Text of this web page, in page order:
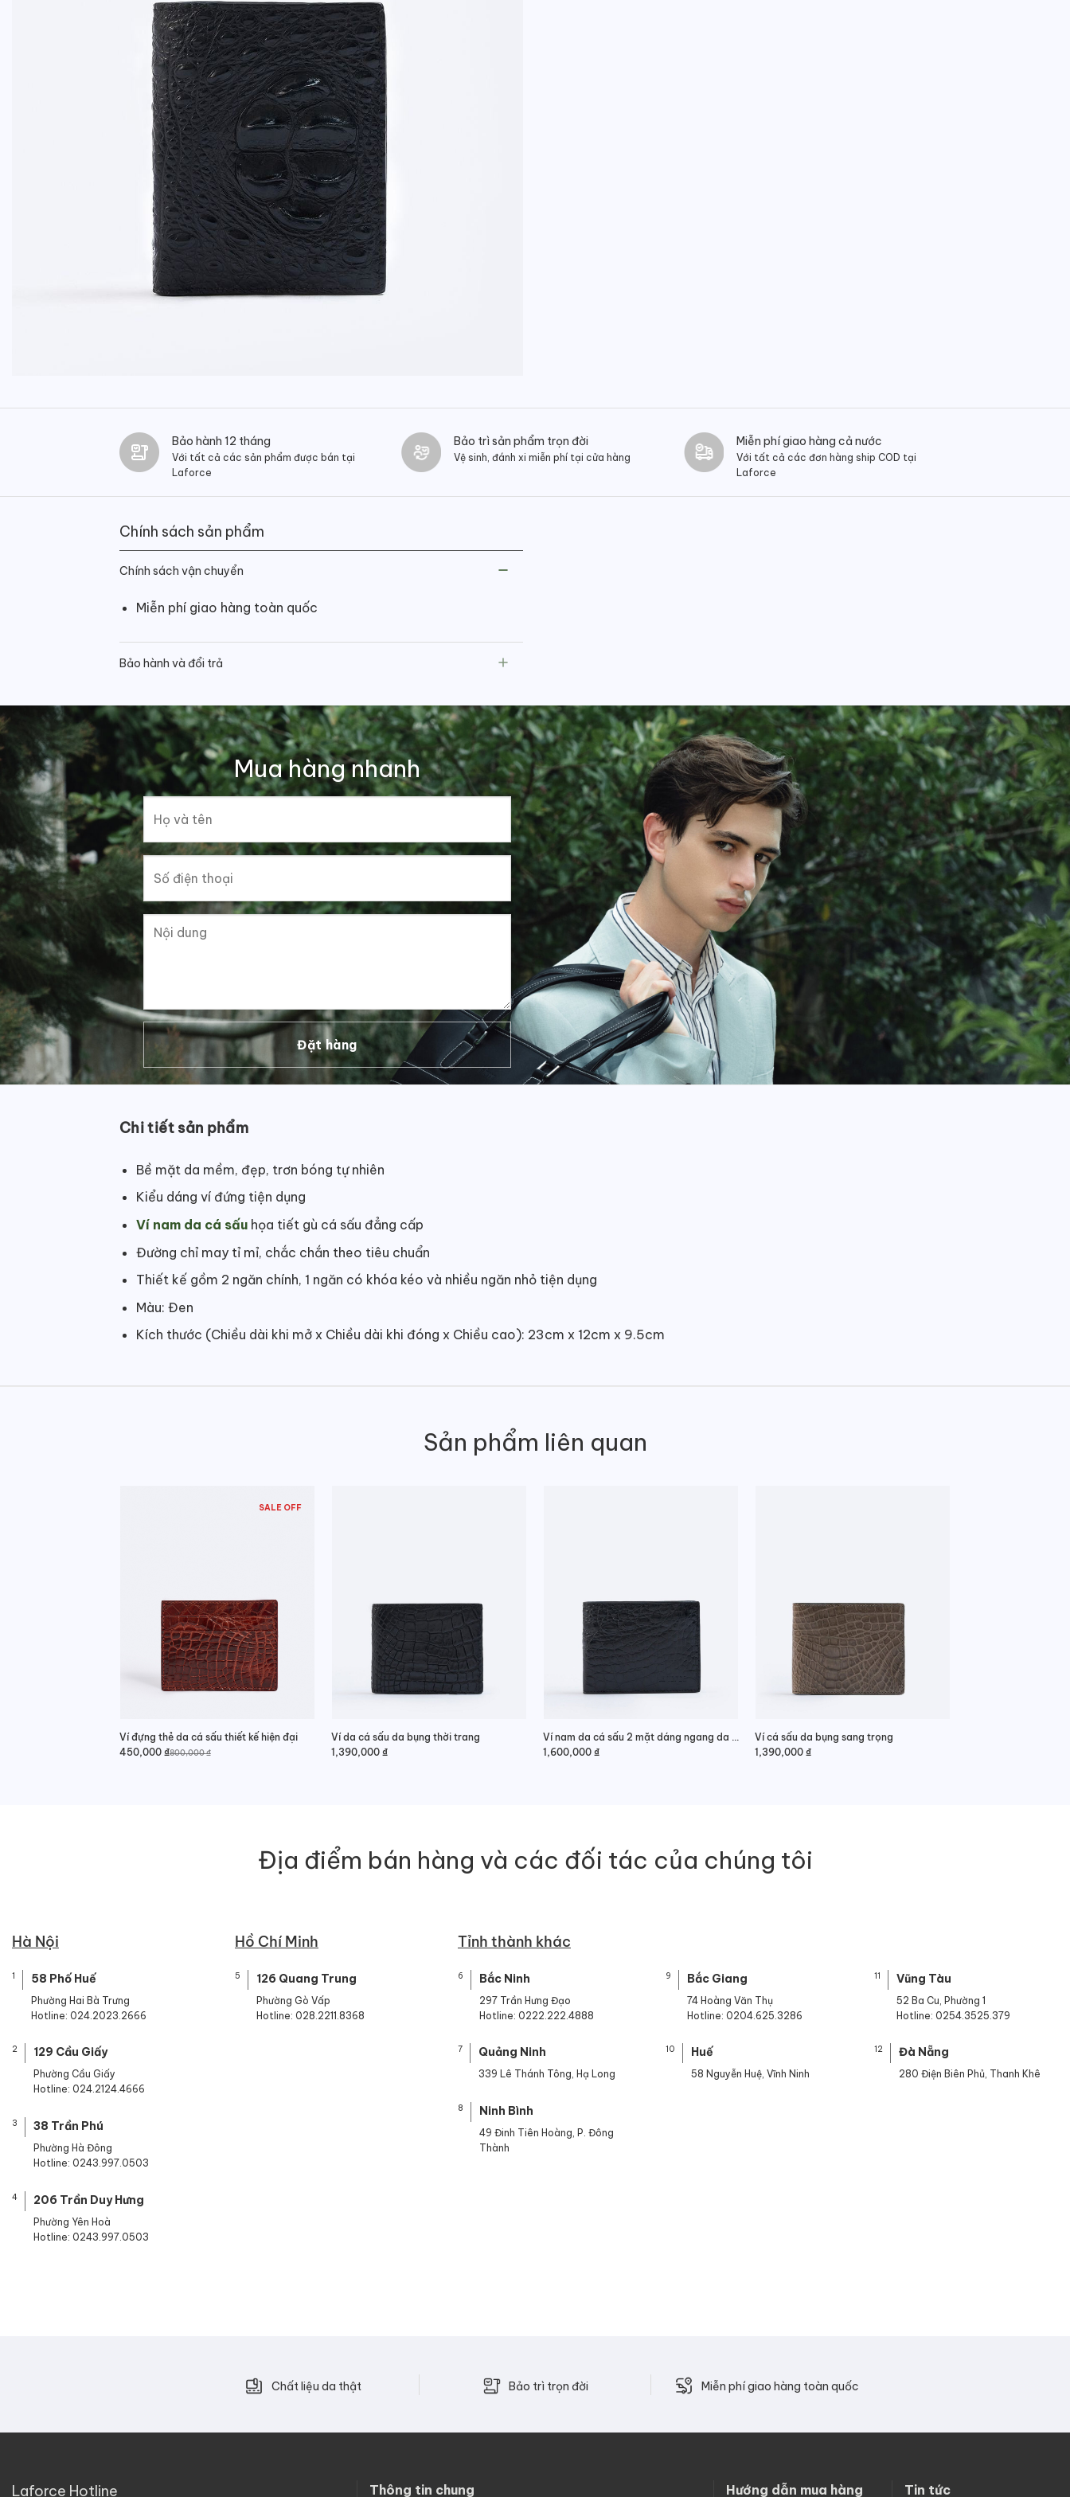
Bảo hành 12 tháng
Với tất cả các sản phẩm được bán tại
Laforce
Bảo trì sản phẩm trọn đời
Vệ sinh, đánh xi miễn phí tại cửa hàng
Miễn phí giao hàng cả nước
Với tất cả các đơn hàng ship COD tại
Laforce
Chính sách sản phẩm
Chính sách vận chuyển
Miễn phí giao hàng toàn quốc
Bảo hành và đổi trả
Mua hàng nhanh
Chi tiết sản phẩm
Bề mặt da mềm, đẹp, trơn bóng tự nhiên
Kiểu dáng ví đứng tiện dụng
Ví nam da cá sấuhọa tiết gù cá sấu đẳng cấp
Đường chỉ may tỉ mỉ, chắc chắn theo tiêu chuẩn
Thiết kế gồm 2 ngăn chính, 1 ngăn có khóa kéo và nhiều ngăn nhỏ tiện dụng
Màu: Đen
Kích thước (Chiều dài khi mở x Chiều dài khi đóng x Chiều cao): 23cm x 12cm x 9.5cm
Sản phẩm liên quan
SALE OFF
Ví đựng thẻ da cá sấu thiết kế hiện đại
800,000₫
Giá
450,000 ₫
Giá
Ví da cá sấu da bụng thời trang
1,390,000 ₫
Ví nam da cá sấu 2 mặt dáng ngang da hông thanh lịch
1,600,000 ₫
Ví cá sấu da bụng sang trọng
1,390,000 ₫
Địa điểm bán hàng và các đối tác của chúng tôi
Hà Nội
1 58 Phố Huế
Phường Hai Bà Trưng
Hotline: 024.2023.2666
2 129 Cầu Giấy
Phường Cầu Giấy
Hotline: 024.2124.4666
3 38 Trần Phú
Phường Hà Đông
Hotline: 0243.997.0503
4 206 Trần Duy Hưng
Phường Yên Hoà
Hotline: 0243.997.0503
Hồ Chí Minh
5 126 Quang Trung
Phường Gò Vấp
Hotline: 028.2211.8368
Tỉnh thành khác
6 Bắc Ninh
297 Trần Hưng Đạo
Hotline: 0222.222.4888
7 Quảng Ninh
339 Lê Thánh Tông, Hạ Long
8 Ninh Bình
49 Đinh Tiên Hoàng, P. Đông
Thành
9 Bắc Giang
74 Hoàng Văn Thụ
Hotline: 0204.625.3286
10 Huế
58 Nguyễn Huệ, Vĩnh Ninh
11 Vũng Tàu
52 Ba Cu, Phường 1
Hotline: 0254.3525.379
12 Đà Nẵng
280 Điện Biên Phủ, Thanh Khê
Chất liệu da thật Bảo trì trọn đời Miễn phí giao hàng toàn quốc
Laforce Hotline Thông tin chung Hướng dẫn mua hàng Tin tức